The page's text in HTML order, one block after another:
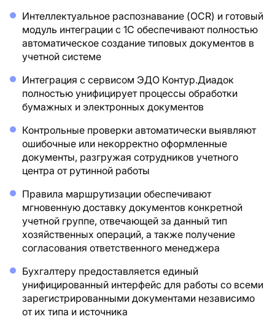
Интеллектуальное распознавание (OCR) и готовый
модуль интеграции с 1С обеспечивают полностью
автоматическое создание типовых документов в
учетной системе
Интеграция с сервисом ЭДО Контур.Диадок
полностью унифицирует процессы обработки
бумажных и электронных документов
Контрольные проверки автоматически выявляют
ошибочные или некорректно оформленные
документы, разгружая сотрудников учетного
центра от рутинной работы
Правила маршрутизации обеспечивают
мгновенную доставку документов конкретной
учетной группе, отвечающей за данный тип
хозяйственных операций, а также получение
согласования ответственного менеджера
Бухгалтеру предоставляется единый
унифицированный интерфейс для работы со всеми
зарегистрированными документами независимо
от их типа и источника